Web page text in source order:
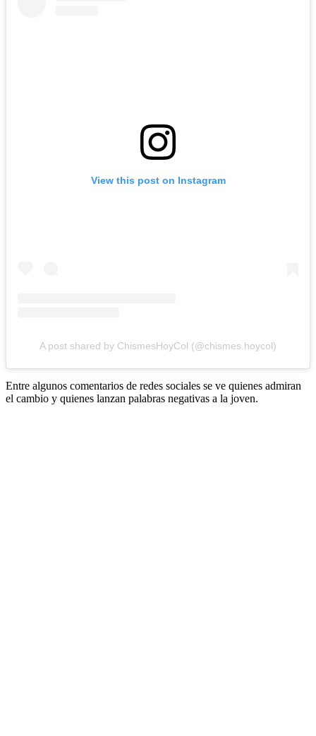
View this post on Instagram
A post shared by ChismesHoyCol (@chismes.hoycol)
Entre algunos comentarios de redes sociales se ve quienes admiran
el cambio y quienes lanzan palabras negativas a la joven.